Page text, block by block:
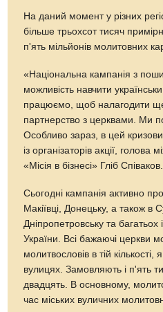
На даний момент у різних
більше трьохсот тисяч
п'ять мільйонів молитовних
«Національна кампанія з
можливість навчити
працюємо, щоб налагодити
партнерство з церквами. Ми
Особливо зараз, в цей
із організаторів акції, голова
«Місія в бізнесі» Гліб Співаков.
Сьогодні кампанія активно
Макіївці, Донецьку, а також в
Дніпропетровську та багатьох
України. Всі бажаючі церкви
молитвословів в тій
вулицях. Замовляють і п'ять
двадцять. В основному,
час міських вуличних